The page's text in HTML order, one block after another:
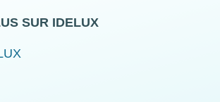
SUR IDELUX